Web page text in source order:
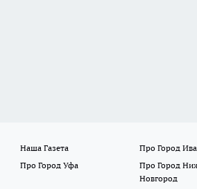
Наша Газета
Про Город
Про Город Уфа
Про Город
Новгород